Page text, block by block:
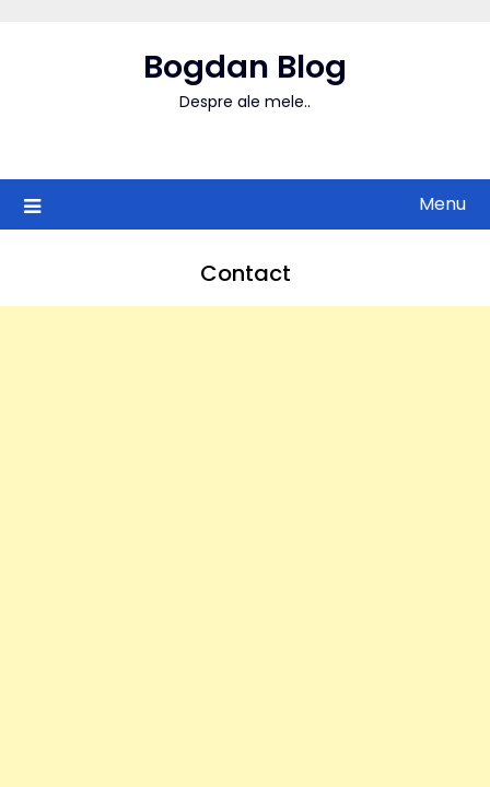
Bogdan Blog
Despre ale mele..
Menu
Contact